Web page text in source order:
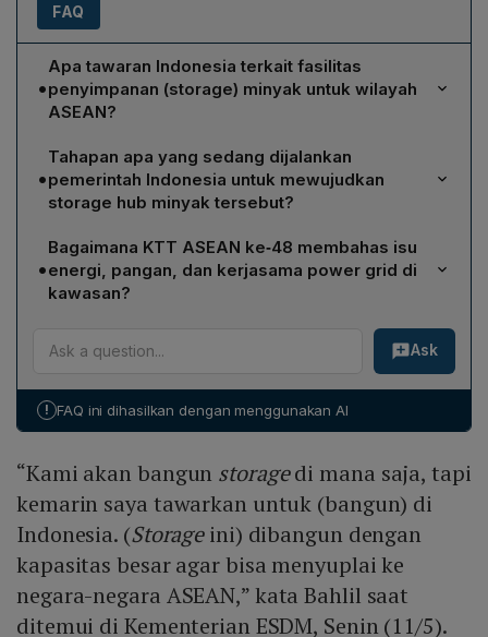
FAQ
•
Apa tawaran Indonesia terkait fasilitas
penyimpanan (storage) minyak untuk wilayah
ASEAN?
Menteri ESDM Bahlil Lahadalia menyatakan bahwa
Indonesia menawarkan diri menjadi lokasi
pembangunan fasilitas storage minyak berkapasitas
besar yang dapat menyuplai cadangan energi ke
negara‑negara ASEAN. Penawaran ini disampaikan
dalam KTT ASEAN ke‑48 di Cebu, dengan harapan
Indonesia dapat menjadi hub‑storage regional
•
Tahapan apa yang sedang dijalankan
pemerintah Indonesia untuk mewujudkan
storage hub minyak tersebut?
Pemerintah saat ini sedang melakukan studi kelayakan
(Feasibility Study/FS) sebagai langkah awal. Bahlil
menegaskan bahwa ide penyimpanan minyak sudah
teknis, ekonomi, serta lingkungan sebelum melanjutkan
ke tahap perencanaan detail dan konstruksi.
•
Bagaimana KTT ASEAN ke‑48 membahas isu
energi, pangan, dan kerjasama power grid di
kawasan?
Dalam KTT tersebut dibahas optimalisasi sumber energi
baru terbarukan (EBT) melalui program B‑50 dan target
PLTS 100 GW Indonesia. Selain itu, kerja sama PLTA
dengan rencana memperluas jaringan listrik ke Filipina
Petroleum Security Agreement serta APTERR untuk
memperkuat ketahanan energi dan pangan, mengingat
dampak konflik Timur Tengah terhadap pasokan
regional.
Ask
! FAQ ini dihasilkan dengan menggunakan AI
“Kami akan bangun storagedi mana saja, tapi
kemarin saya tawarkan untuk (bangun) di
Indonesia. (Storageini) dibangun dengan
kapasitas besar agar bisa menyuplai ke
negara-negara ASEAN,” kata Bahlil saat
ditemui di Kementerian ESDM, Senin (11/5).